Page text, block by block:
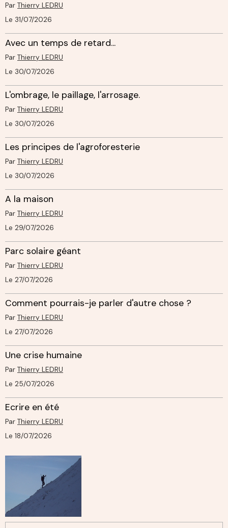
Par Thierry LEDRU
Le 31/07/2026
Avec un temps de retard...
Par Thierry LEDRU
Le 30/07/2026
L'ombrage, le paillage, l'arrosage.
Par Thierry LEDRU
Le 30/07/2026
Les principes de l'agroforesterie
Par Thierry LEDRU
Le 30/07/2026
A la maison
Par Thierry LEDRU
Le 29/07/2026
Parc solaire géant
Par Thierry LEDRU
Le 27/07/2026
Comment pourrais-je parler d'autre chose ?
Par Thierry LEDRU
Le 27/07/2026
Une crise humaine
Par Thierry LEDRU
Le 25/07/2026
Ecrire en été
Par Thierry LEDRU
Le 18/07/2026